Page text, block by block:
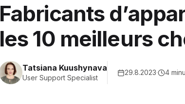
Fabricants
les 10 meilleurs
Tatsiana Kuushynava
User Support Specialist
29.8.2023· 4